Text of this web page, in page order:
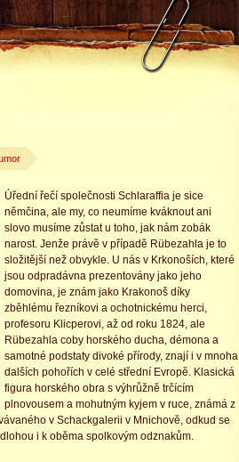
Úřední řečí společnosti Schlaraffia je sice
němčina, ale my, co neumíme kváknout ani
slovo musíme zůstat u toho, jak nám zobák
narost. Jenže právě v případě Rübezahla je to
složitější než obvykle. U nás v Krkonoších, které
jsou odpradávna prezentovány jako jeho
domovina, je znám jako Krakonoš díky
zběhlému řezníkovi a ochotnickému herci,
profesoru Klicperovi, až od roku 1824, ale
Rübezahla coby horského ducha, démona a
samotné podstaty divoké přírody, znají i v mnoha
dalších pohořích v celé střední Evropě. Klasická
figura horského obra s výhrůžně trčícím
plnovousem a mohutným kyjem v ruce, známá z
v Schackgalerii v Mnichově, odkud se
i k oběma spolkovým odznakům.